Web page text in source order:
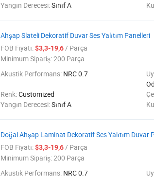
Yangın Derecesi:Sınıf A
Ahşap Slateli Dekoratif Duvar Ses Yalıtım Panelleri
FOB Fiyatı:$3,3-19,6/ Parça
Minimum Sipariş:200 Parça
Akustik Performans: NRC 0.7
Renk:Customized
Yangın Derecesi:Sınıf A
Doğal Ahşap Laminat Dekoratif Ses Yalıtım Duvar
FOB Fiyatı:$3,3-19,6/ Parça
Minimum Sipariş:200 Parça
Akustik Performans: NRC 0.7